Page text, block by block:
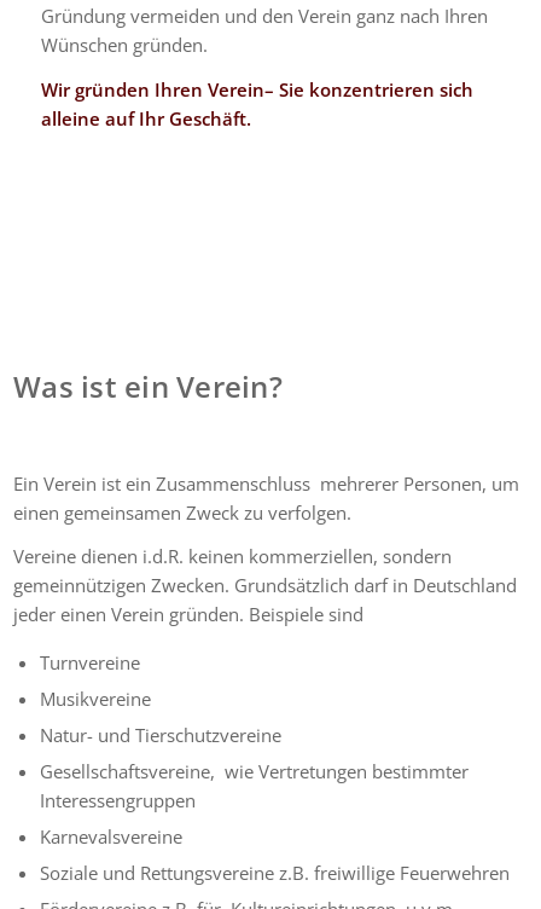
Gründung vermeiden und den Verein ganz nach Ihren
Wünschen gründen.
Wir gründen Ihren Verein– Sie konzentrieren sich
alleine auf Ihr Geschäft.
Was ist ein Verein?
Ein Verein ist ein Zusammenschluss mehrerer Personen, um
einen gemeinsamen Zweck zu verfolgen.
Vereine dienen i.d.R. keinen kommerziellen, sondern
gemeinnützigen Zwecken. Grundsätzlich darf in Deutschland
jeder einen Verein gründen. Beispiele sind
Turnvereine
Musikvereine
Natur- und Tierschutzvereine
Gesellschaftsvereine, wie Vertretungen bestimmter
Interessengruppen
Karnevalsvereine
Soziale und Rettungsvereine z.B. freiwillige Feuerwehren